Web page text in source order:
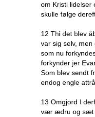
om Kristi lidelser
skulle følge
12 Thi det blev
var sig selv, men
som nu
forkynder jer
Som blev sendt
endog engle
13 Omgjord I
vær ædru og sæt